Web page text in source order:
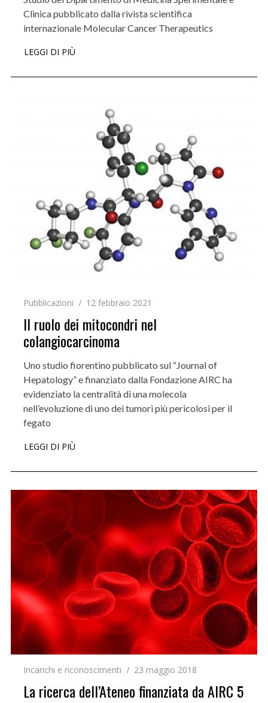
Clinica pubblicato dalla rivista scientifica
internazionale Molecular Cancer Therapeutics
LEGGI DI PIÙ
Pubblicazioni 12 febbraio 2021
Il ruolo dei mitocondri nel
colangiocarcinoma
Uno studio fiorentino pubblicato sul “Journal of
Hepatology” e finanziato dalla Fondazione AIRC ha
evidenziato la centralità di una molecola
nell’evoluzione di uno dei tumori più pericolosi per il
fegato
LEGGI DI PIÙ
Incarichi e riconoscimenti 23 maggio 2018
La ricerca dell’Ateneo finanziata da AIRC 5